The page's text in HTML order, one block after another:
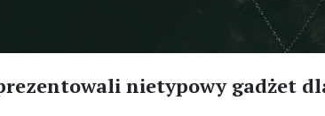
nietypowy gadżet